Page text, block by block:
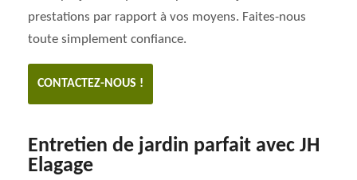
prestations par rapport à vos moyens. Faites-nous
toute simplement confiance.
CONTACTEZ-NOUS !
Entretien de jardin parfait avec JH
Elagage